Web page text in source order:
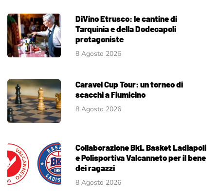
DiVino Etrusco: le cantine di
Tarquinia e della Dodecapoli
protagoniste
8 Agosto 2026
Caravel Cup Tour: un torneo di
scacchi a Fiumicino
8 Agosto 2026
Collaborazione BkL Basket Ladiapoli
e Polisportiva Valcanneto per il bene
dei ragazzi
8 Agosto 2026